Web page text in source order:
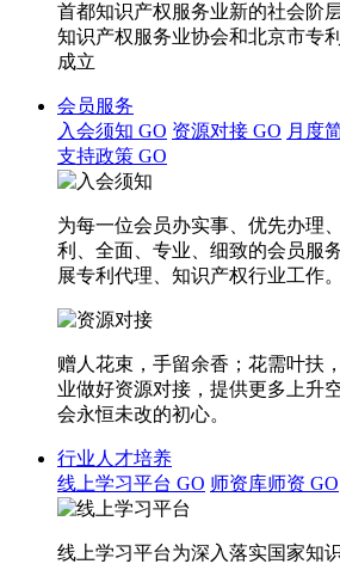
首都知识产权服务业新的社会阶
知识产权服务业协会和北京市专
成立
会员服务
入会须知 GO 资源对接 GO 月度
支持政策 GO
为每一位会员办实事、优先办理
利、全面、专业、细致的会员服
展专利代理、知识产权行业工作。
赠人花束，手留余香；花需叶扶
业做好资源对接，提供更多上升
会永恒未改的初心。
行业人才培养
线上学习平台 GO 师资库师资 GO
线上学习平台为深入落实国家知